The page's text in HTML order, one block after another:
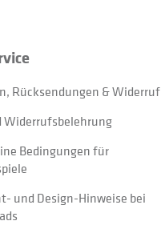
Rücksendungen & Widerruf
Widerrufsbelehrung
Bedingungen für
und Design-Hinweise bei